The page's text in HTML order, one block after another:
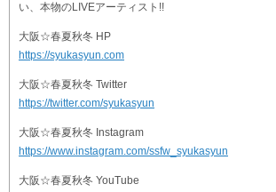
い、本物のLIVEアーティスト!!
大阪☆春夏秋冬 HP
https://syukasyun.com
大阪☆春夏秋冬 Twitter
https://twitter.com/syukasyun
大阪☆春夏秋冬 Instagram
https://www.instagram.com/ssfw_syukasyun
大阪☆春夏秋冬 YouTube